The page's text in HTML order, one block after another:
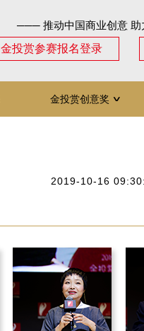
─── 推动中国商业创意
金投赏参赛报名登录
金投赏创意奖 ∨
2019-10-16